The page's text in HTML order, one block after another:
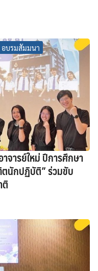
อบรมสัมมนา
จารย์ใหม่ ปีการศึกษา
นักปฏิบัติ” ร่วมขับ